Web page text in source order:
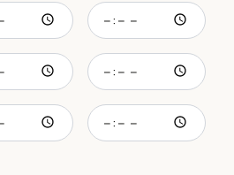
vrijdag Sluitingstijd vrijdag
zaterdagSluitingstijd zaterdag
zondag Sluitingstijd zondag